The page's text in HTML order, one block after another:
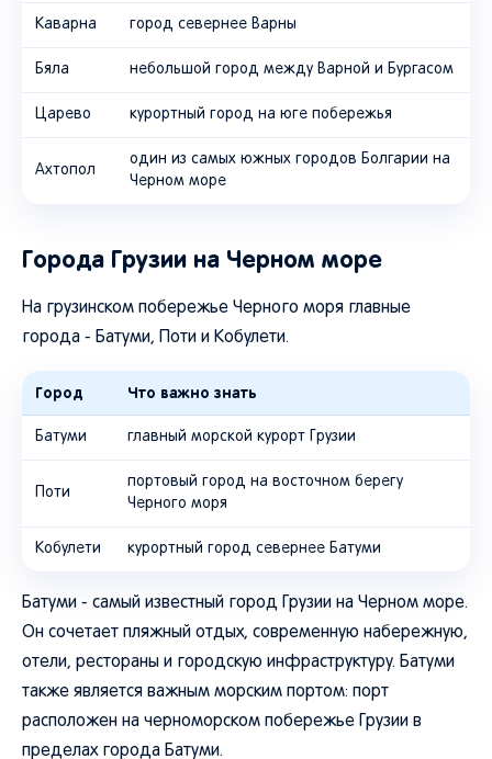
Каварна город севернее Варны
Бяла небольшой город между Варной и Бургасом
Царево курортный город на юге побережья
Ахтопол
один из самых южных городов Болгарии на
Черном море
Города Грузии на Черном море
На грузинском побережье Черного моря главные
города - Батуми, Поти и Кобулети.
Город Что важно знать
Батуми главный морской курорт Грузии
Поти
портовый город на восточном берегу
Черного моря
Кобулети курортный город севернее Батуми
Батуми - самый известный город Грузии на Черном море.
Он сочетает пляжный отдых, современную набережную,
отели, рестораны и городскую инфраструктуру. Батуми
также является важным морским портом: порт
расположен на черноморском побережье Грузии в
пределах города Батуми.